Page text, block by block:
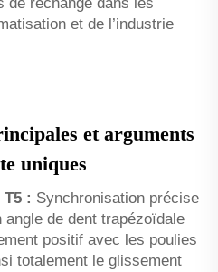
et de l’industrie
et arguments
uniques
: Synchronisation précise
de dent trapézoïdale
positif avec les poulies
totalement le glissement